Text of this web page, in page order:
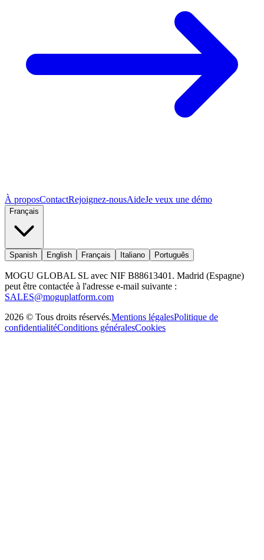
À proposContactRejoignez-nousAideJe veux une démo
Français
Spanish English Français Italiano Português
MOGU GLOBAL SL avec NIF B88613401. Madrid (Espagne)
peut être contactée à l'adresse e-mail suivante :
SALES@moguplatform.com
2026 © Tous droits réservés.Mentions légalesPolitique de
confidentialitéConditions généralesCookies